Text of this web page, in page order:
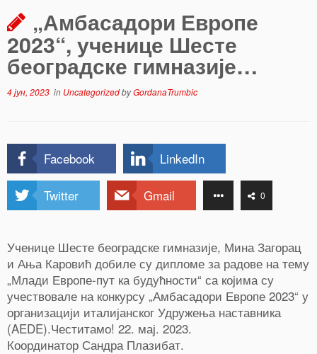
„Амбасадори Европе
2023“, ученице Шесте
београдске гимназије…
4 јун, 2023 in UncategorizedbyGordanaTrumbic
Facebook LinkedIn
Twitter Gmail 0
Ученице Шесте београдске гимназије, Мина Загорац
и Ања Каровић добиле су дипломе за радове на тему
„Млади Европе-пут ка будућности“ са којима су
учествовале на конкурсу „Амбасадори Европе 2023“ у
организацији италијанског Удружења наставника
(AEDE).Честитамо! 22. мај. 2023.
Координатор Сандра Плазибат.